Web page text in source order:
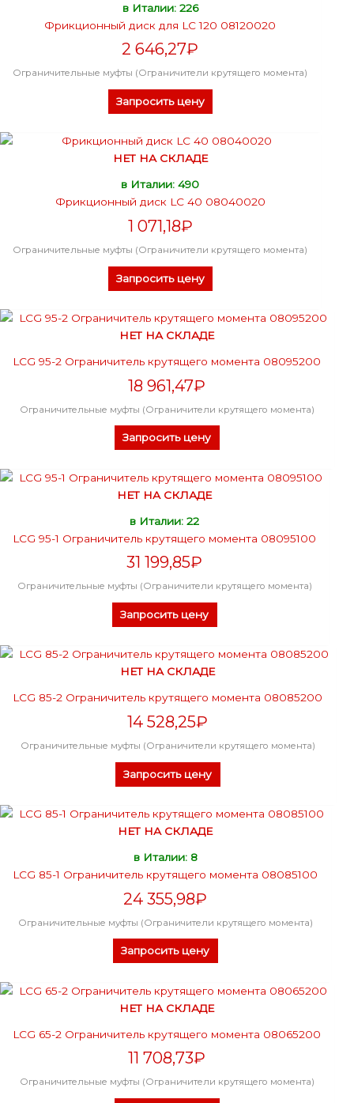
в Италии: 226
Фрикционный диск для LC 120 08120020
2 646,27₽
Ограничительные муфты (Ограничители крутящего момента)
Запросить цену
НЕТ НА СКЛАДЕ
в Италии: 490
Фрикционный диск LC 40 08040020
1 071,18₽
Ограничительные муфты (Ограничители крутящего момента)
Запросить цену
НЕТ НА СКЛАДЕ
LCG 95-2 Ограничитель крутящего момента 08095200
18 961,47₽
Ограничительные муфты (Ограничители крутящего момента)
Запросить цену
НЕТ НА СКЛАДЕ
в Италии: 22
LCG 95-1 Ограничитель крутящего момента 08095100
31 199,85₽
Ограничительные муфты (Ограничители крутящего момента)
Запросить цену
НЕТ НА СКЛАДЕ
LCG 85-2 Ограничитель крутящего момента 08085200
14 528,25₽
Ограничительные муфты (Ограничители крутящего момента)
Запросить цену
НЕТ НА СКЛАДЕ
в Италии: 8
LCG 85-1 Ограничитель крутящего момента 08085100
24 355,98₽
Ограничительные муфты (Ограничители крутящего момента)
Запросить цену
НЕТ НА СКЛАДЕ
LCG 65-2 Ограничитель крутящего момента 08065200
11 708,73₽
Ограничительные муфты (Ограничители крутящего момента)